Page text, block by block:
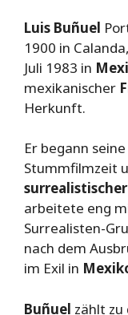
Luis Buñuel
1900 in Calanda,
Juli 1983 in
mexikanischer
Herkunft.
Er begann
Stummfilmzeit
arbeitete eng
Surrealisten-
nach dem
im Exil in
Buñuel zählt